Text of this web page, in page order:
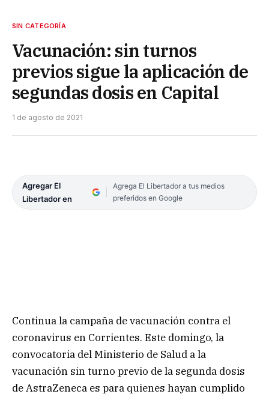
SIN CATEGORÍA
Vacunación: sin turnos
previos sigue la aplicación de
segundas dosis en Capital
1 de agosto de 2021
Agregar El
Libertador en
Agrega El Libertador a tus medios
preferidos en Google
Continua la campaña de vacunación contra el
coronavirus en Corrientes. Este domingo, la
convocatoria del Ministerio de Salud a la
vacunación sin turno previo de la segunda dosis
de AstraZeneca es para quienes hayan cumplido